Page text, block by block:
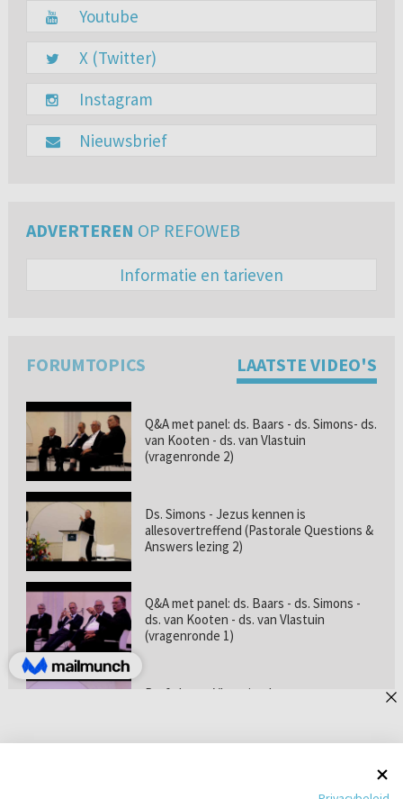
Youtube
X (Twitter)
Instagram
Nieuwsbrief
ADVERTEREN OP REFOWEB
Informatie en tarieven
FORUMTOPICS LAATSTE VIDEO'S
Q&A met panel: ds. Baars - ds. Simons- ds.
van Kooten - ds. van Vlastuin
(vragenronde 2)
Ds. Simons - Jezus kennen is
allesovertreffend (Pastorale Questions &
Answers lezing 2)
Q&A met panel: ds. Baars - ds. Simons -
ds. van Kooten - ds. van Vlastuin
(vragenronde 1)
Prof. dr. van Vlastuin - Is